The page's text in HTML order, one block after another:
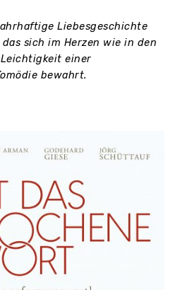
Liebesgeschichte
sich im Herzen wie in den
einer
bewahrt.